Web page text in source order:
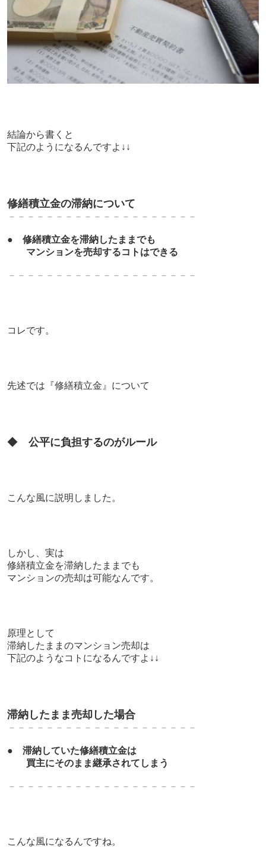
結論から書くと
下記のようになるんですよ↓↓
修繕積立金の滞納について
－－－－－－－－－－－－－－－－－－－－
● 修繕積立金を滞納したままでも
マンションを売却するコトはできる
－－－－－－－－－－－－－－－－－－－－
コレです。
先述では『修繕積立金』について
◆ 公平に負担するのがルール
こんな風に説明しました。
しかし、 実は
修繕積立金を滞納したままでも
マンションの売却は可能なんです。
原理として
滞納したままのマンション売却は
下記のようなコトになるんですよ↓↓
滞納したまま売却した場合
－－－－－－－－－－－－－－－－－－－－
● 滞納していた修繕積立金は
買主にそのまま継承されてしまう
－－－－－－－－－－－－－－－－－－－－
こんな風になるんですね。